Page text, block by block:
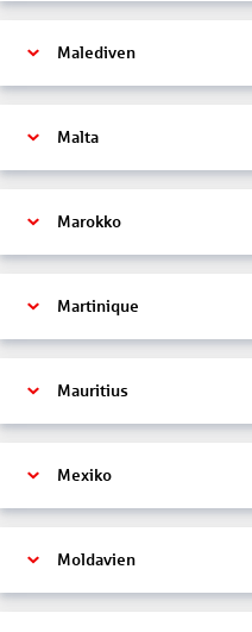
Malediven
Malta
Marokko
Martinique
Mauritius
Mexiko
Moldavien